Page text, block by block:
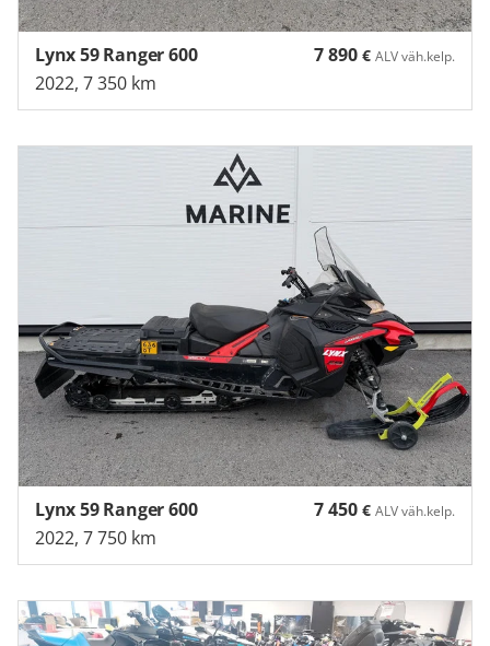
7 890 € ALV väh.kelp.
Lynx 59 Ranger 600
2022, 7 350 km
7 450 € ALV väh.kelp.
Lynx 59 Ranger 600
2022, 7 750 km